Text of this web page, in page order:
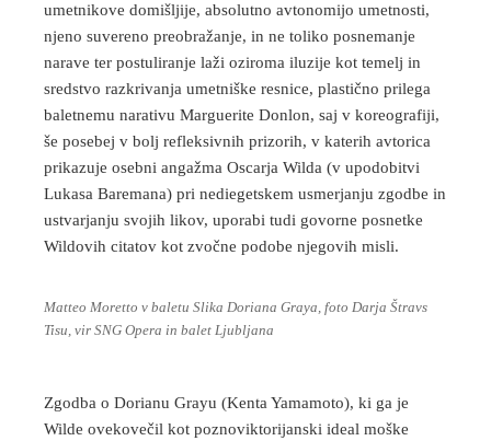
umetnikove domišljije, absolutno avtonomijo umetnosti,
njeno suvereno preobražanje, in ne toliko posnemanje
narave ter postuliranje laži oziroma iluzije kot temelj in
sredstvo razkrivanja umetniške resnice, plastično prilega
baletnemu narativu Marguerite Donlon, saj v koreografiji,
še posebej v bolj refleksivnih prizorih, v katerih avtorica
prikazuje osebni angažma Oscarja Wilda (v upodobitvi
Lukasa Baremana) pri nediegetskem usmerjanju zgodbe in
ustvarjanju svojih likov, uporabi tudi govorne posnetke
Wildovih citatov kot zvočne podobe njegovih misli.
Matteo Moretto v baletu Slika Doriana Graya, foto Darja Štravs
Tisu, vir SNG Opera in balet Ljubljana
Zgodba o Dorianu Grayu (Kenta Yamamoto), ki ga je
Wilde ovekovečil kot poznoviktorijanski ideal moške